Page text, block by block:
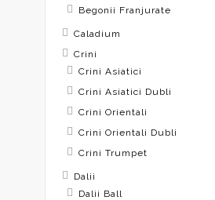
Begonii Franjurate
Caladium
Crini
Crini Asiatici
Crini Asiatici Dubli
Crini Orientali
Crini Orientali Dubli
Crini Trumpet
Dalii
Dalii Ball